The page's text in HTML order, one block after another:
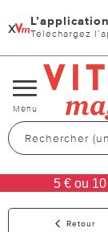
x Téléchargez
Changer
de
navigation
Menu
5 € ou
Retour